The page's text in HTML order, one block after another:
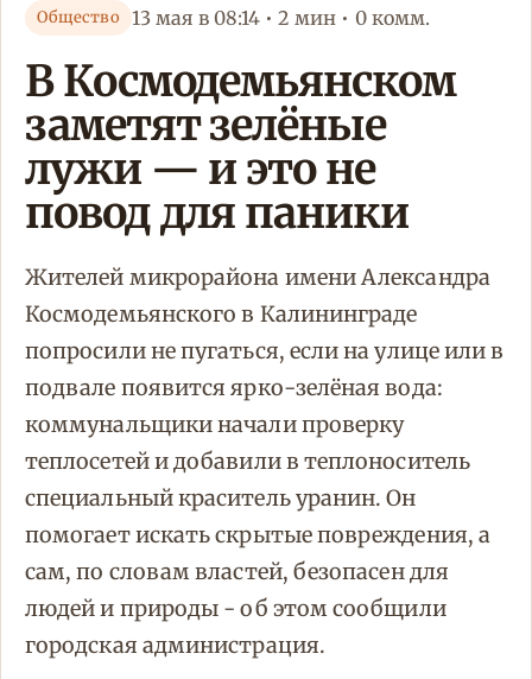
Общество 13 мая в 08:14 • 2 мин • 0 комм.
В Космодемьянском
заметят зелёные
лужи — и это не
повод для паники
Жителей микрорайона имени Александра
Космодемьянского в Калининграде
попросили не пугаться, если на улице или в
подвале появится ярко-зелёная вода:
коммунальщики начали проверку
теплосетей и добавили в теплоноситель
специальный краситель уранин. Он
помогает искать скрытые повреждения, а
сам, по словам властей, безопасен для
людей и природы - об этом сообщили
городская администрация.